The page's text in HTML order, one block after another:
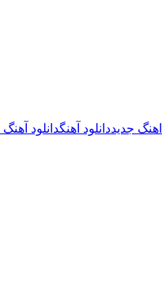
اهنگ جدیددانلود آهنگدانلود